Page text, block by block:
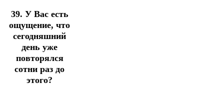
39. У Вас есть
ощущение, что
сегодняшний
день уже
повторялся
сотни раз до
этого?